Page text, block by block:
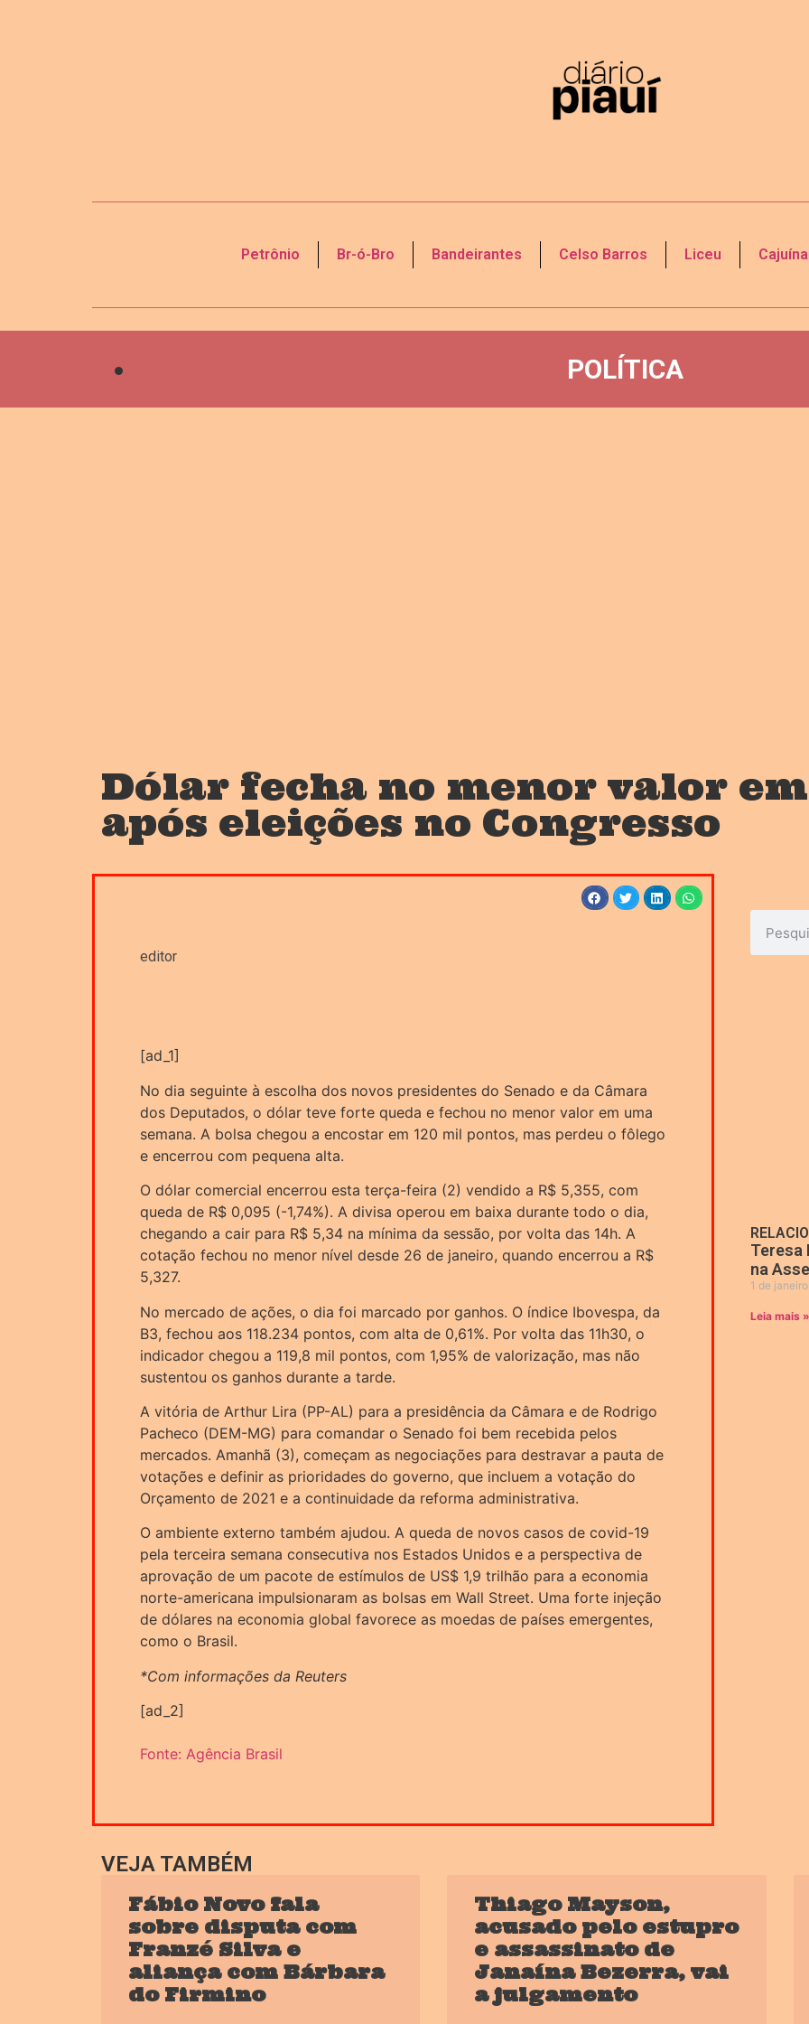
Petrônio Br-ó-Bro Bandeirantes Celso Barros Liceu Cajuína
POLÍTICA
Dólar fecha no menor valor
após eleições no Congresso
editor
[ad_1]
No dia seguinte à escolha dos novos presidentes do Senado e da Câmara
dos Deputados, o dólar teve forte queda e fechou no menor valor em uma
semana. A bolsa chegou a encostar em 120 mil pontos, mas perdeu o fôlego
e encerrou com pequena alta.
O dólar comercial encerrou esta terça-feira (2) vendido a R$ 5,355, com
queda de R$ 0,095 (-1,74%). A divisa operou em baixa durante todo o dia,
chegando a cair para R$ 5,34 na mínima da sessão, por volta das 14h. A
cotação fechou no menor nível desde 26 de janeiro, quando encerrou a R$
5,327.
No mercado de ações, o dia foi marcado por ganhos. O índice Ibovespa, da
B3, fechou aos 118.234 pontos, com alta de 0,61%. Por volta das 11h30, o
indicador chegou a 119,8 mil pontos, com 1,95% de valorização, mas não
sustentou os ganhos durante a tarde.
A vitória de Arthur Lira (PP-AL) para a presidência da Câmara e de Rodrigo
Pacheco (DEM-MG) para comandar o Senado foi bem recebida pelos
mercados. Amanhã (3), começam as negociações para destravar a pauta de
votações e definir as prioridades do governo, que incluem a votação do
Orçamento de 2021 e a continuidade da reforma administrativa.
O ambiente externo também ajudou. A queda de novos casos de covid-19
pela terceira semana consecutiva nos Estados Unidos e a perspectiva de
aprovação de um pacote de estímulos de US$ 1,9 trilhão para a economia
norte-americana impulsionaram as bolsas em Wall Street. Uma forte injeção
de dólares na economia global favorece as moedas de países emergentes,
como o Brasil.
*Com informações da Reuters
[ad_2]
Fonte: Agência Brasil
Teresa
na
1 de
Leia mais »
VEJA TAMBÉM
Fábio Novo fala
sobre disputa com
Franzé Silva e
aliança com Bárbara
do Firmino
Thiago Mayson,
acusado pelo estupro
e assassinato de
Janaína Bezerra, vai
a julgamento